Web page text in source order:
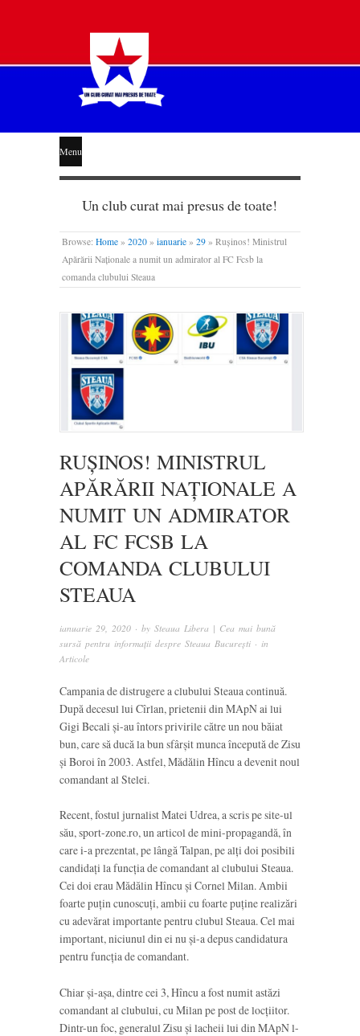
STEAUA
LIBERĂ
Menu
Un club curat mai presus de toate!
Browse: Home » 2020 » ianuarie » 29 » Rușinos! Ministrul
Apărării Naționale a numit un admirator al FC Fcsb la
comanda clubului Steaua
RUȘINOS! MINISTRUL
APĂRĂRII NAȚIONALE A
NUMIT UN ADMIRATOR
AL FC FCSB LA
COMANDA CLUBULUI
STEAUA
ianuarie 29, 2020 · by Steaua Libera | Cea mai bună
sursă pentru informații despre Steaua București · in
Articole
Campania de distrugere a clubului Steaua continuă.
După decesul lui Cîrlan, prietenii din MApN ai lui
Gigi Becali și-au întors privirile către un nou băiat
bun, care să ducă la bun sfârșit munca începută de Zisu
și Boroi în 2003. Astfel, Mădălin Hîncu a devenit noul
comandant al Stelei.
Recent, fostul jurnalist Matei Udrea, a scris pe site-ul
său, sport-zone.ro, un articol de mini-propagandă, în
care i-a prezentat, pe lângă Talpan, pe alți doi posibili
candidați la funcția de comandant al clubului Steaua.
Cei doi erau Mădălin Hîncu și Cornel Milan. Ambii
foarte puțin cunoscuți, ambii cu foarte puține realizări
cu adevărat importante pentru clubul Steaua. Cel mai
important, niciunul din ei nu și-a depus candidatura
pentru funcția de comandant.
Chiar și-așa, dintre cei 3, Hîncu a fost numit astăzi
comandant al clubului, cu Milan pe post de locțiitor.
Dintr-un foc, generalul Zisu și lacheii lui din MApN l-